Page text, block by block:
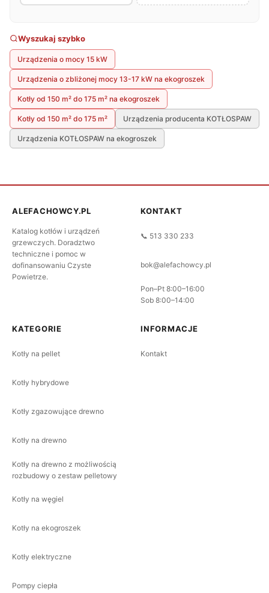
Wyszukaj szybko
Urządzenia o mocy 15 kW
Urządzenia o zbliżonej mocy 13-17 kW na ekogroszek
Kotły od 150 m² do 175 m² na ekogroszek
Kotły od 150 m² do 175 m² Urządzenia producenta KOTŁOSPAW
Urządzenia KOTŁOSPAW na ekogroszek
ALEFACHOWCY.PL
Katalog kotłów i urządzeń
grzewczych. Doradztwo
techniczne i pomoc w
dofinansowaniu Czyste
Powietrze.
KONTAKT
📞 513 330 233
bok@alefachowcy.pl
Pon–Pt 8:00–16:00
Sob 8:00–14:00
KATEGORIE
Kotły na pellet
Kotły hybrydowe
Kotły zgazowujące drewno
Kotły na drewno
Kotły na drewno z możliwością
rozbudowy o zestaw pelletowy
Kotły na węgiel
Kotły na ekogroszek
Kotły elektryczne
Pompy ciepła
INFORMACJE
Kontakt